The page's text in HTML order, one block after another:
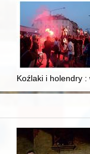
Technikum
Koźlaki i holendry :